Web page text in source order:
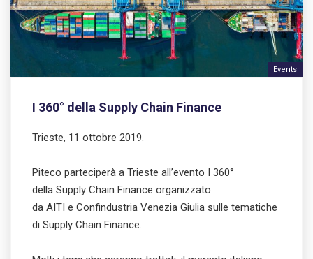
Events
I 360° della Supply Chain Finance
Trieste, 11 ottobre 2019.
Piteco parteciperà a Trieste all’evento I 360°
della Supply Chain Finance organizzato
da AITI e Confindustria Venezia Giulia sulle tematiche
di Supply Chain Finance.